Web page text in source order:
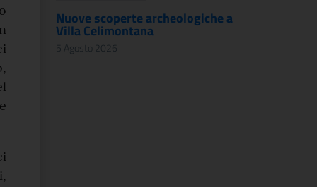
Nuove scoperte archeologiche a
Villa Celimontana
5 Agosto 2026